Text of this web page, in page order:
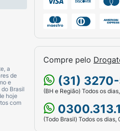
a
de
e
Brasil
hoje
com
Compre pelo
(31)
(BH e Região) Todos os
(Todo Brasil) Todos os dias,